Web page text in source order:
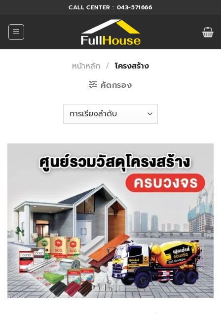
ยัง
เนื้อหา
CALL CENTER : 043-571666
หน้าหลัก / โครงสร้าง
คัดกรอง